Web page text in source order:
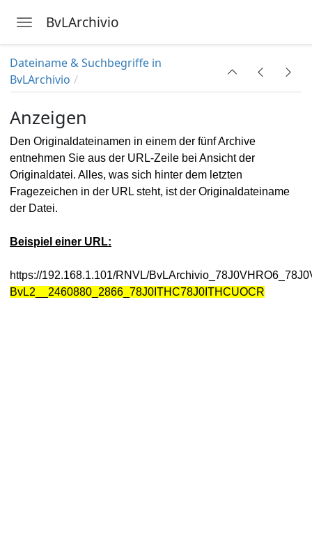
Toggle navigation
BvLArchivio
Dateiname & Suchbegriffe in
BvLArchivio
Anzeigen
Den Originaldateinamen in einem der fünf Archive
entnehmen Sie aus der URL-Zeile bei Ansicht der
Originaldatei. Alles, was sich hinter dem letzten
Fragezeichen in der URL steht, ist der Originaldateiname
der Datei.
Beispiel einer URL:
https://192.168.1.101/RNVL/
BvL2__2460880_2866_78J0ITHC78J0ITHCUOCR